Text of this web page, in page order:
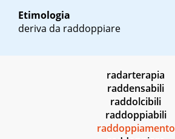
Etimologia
deriva da raddoppiare
radarterapia
raddensabili
raddolcibili
raddoppiabili
raddoppiamento